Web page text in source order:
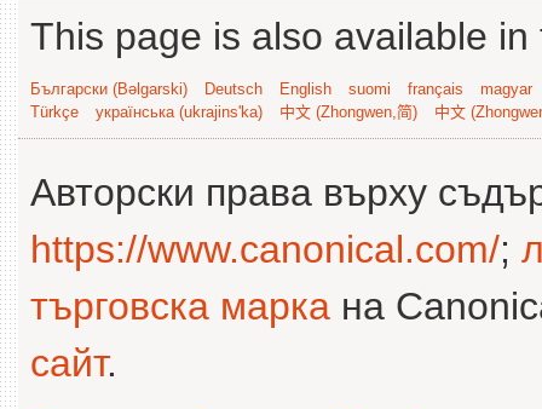
This page is also available
Български (Bəlgarski) Deutsch English suomi français
magyar
Türkçe
українська (ukrajins'ka) 中文 (Zhongwen,简) 中文
Авторски права върху
https://www.canonical.com/;
търговска марка на
сайт.